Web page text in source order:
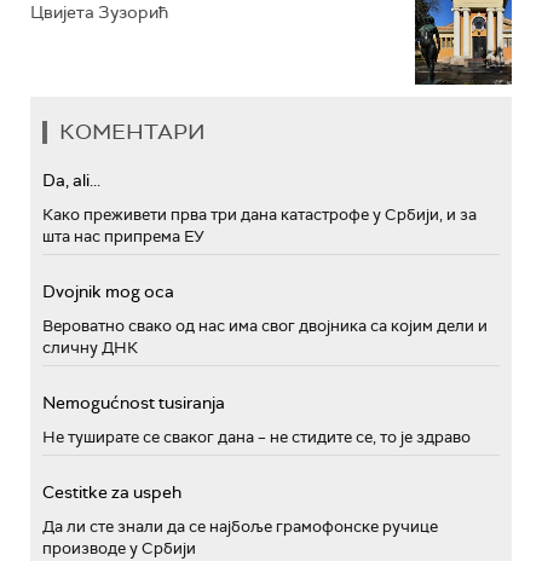
Цвијета Зузорић
КОМЕНТАРИ
Da, ali...
Како преживети прва три дана катастрофе у Србији, и за
шта нас припрема ЕУ
Dvojnik mog oca
Вероватно свако од нас има свог двојника са којим дели и
сличну ДНК
Nemogućnost tusiranja
Не туширате се сваког дана – не стидите се, то је здраво
Cestitke za uspeh
Да ли сте знали да се најбоље грамофонске ручице
производе у Србији